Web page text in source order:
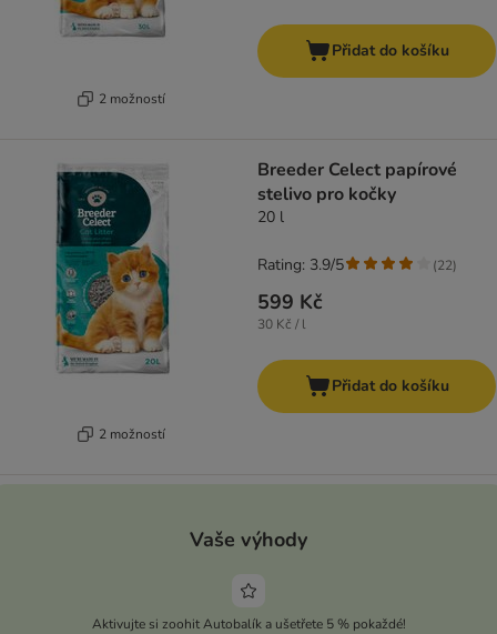
2 možností
Přidat do košíku
2 možností
Breeder Celect papírové
stelivo pro kočky
20 l
599 Kč
30 Kč / l
Rating: 3.9/5 (22)
Přidat do košíku
Vaše výhody
Aktivujte si zoohit Autobalík a ušetřete 5 % pokaždé!